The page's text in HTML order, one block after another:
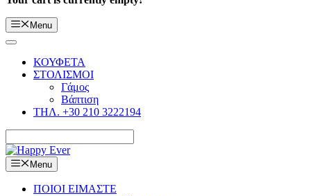
Menu
ΚΟΥΦΕΤΑ
ΣΤΟΛΙΣΜΟΙ
Γάμος
Βάπτιση
ΤΗΛ. +30 210 3222194
Menu
ΠΟΙΟΙ ΕΙΜΑΣΤΕ